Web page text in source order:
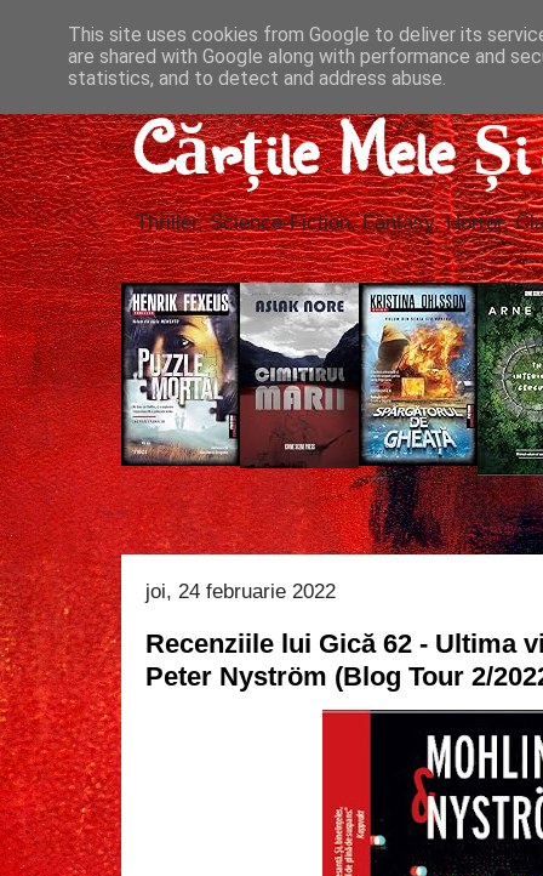
Cărțile Mele
Thriller, Science-Fiction, Fantasy, Horror,
joi, 24 februarie 2022
Recenziile lui Gică 62 - Ultima
Peter Nyström (Blog Tour 2/
This site uses cookies from Google to deliver its
are shared with Google along with performance and
statistics, and to detect and address abuse.